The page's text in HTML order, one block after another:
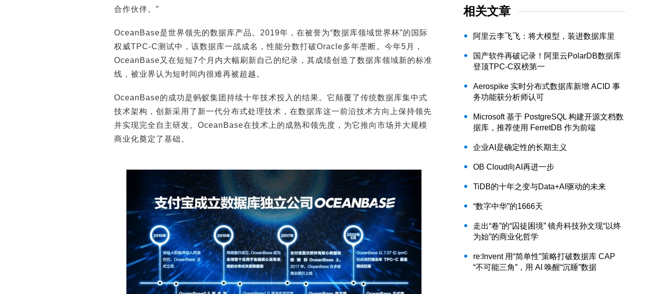
合作伙伴。”
OceanBase是世界领先的数据库产品。2019年，在被誉为“数据库领域世界杯”的国际
权威TPC-C测试中，该数据库一战成名，性能分数打破Oracle多年垄断。今年5月，
OceanBase又在短短7个月内大幅刷新自己的纪录，其成绩创造了数据库领域新的标准
线，被业界认为短时间内很难再被超越。
OceanBase的成功是蚂蚁集团持续十年技术投入的结果。它颠覆了传统数据库集中式
技术架构，创新采用了新一代分布式处理技术，在数据库这一前沿技术方向上保持领先
并实现完全自主研发。OceanBase在技术上的成熟和领先度，为它推向市场并大规模
商业化奠定了基础。
相关文章
阿里云李飞飞：将大模型，装进数据库里
国产软件再破记录！阿里云PolarDB数据库
登顶TPC-C双榜第一
Aerospike 实时分布式数据库新增 ACID 事
务功能获分析师认可
Microsoft 基于 PostgreSQL 构建开源文档数
据库，推荐使用 FerretDB 作为前端
企业AI是确定性的长期主义
OB Cloud向AI再进一步
TiDB的十年之变与Data+AI驱动的未来
“数字中华”的1666天
走出“卷”的“囚徒困境” 镜舟科技孙文现“以终
为始”的商业化哲学
re:Invent 用“简单性”策略打破数据库 CAP
“不可能三角”，用 AI 唤醒“沉睡”数据